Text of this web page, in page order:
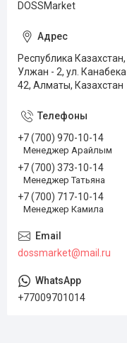
DOSSMarket
Республика
Улжан - 2, ул.
42, Алматы, Казахстан
+7 (700) 970-10-14
Менеджер Арайлым
+7 (700) 373-10-14
Менеджер Татьяна
+7 (700) 717-10-14
Менеджер Камила
dossmarket@mail.ru
+77009701014